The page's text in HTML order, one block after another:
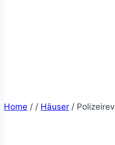
Home / / Häuser /